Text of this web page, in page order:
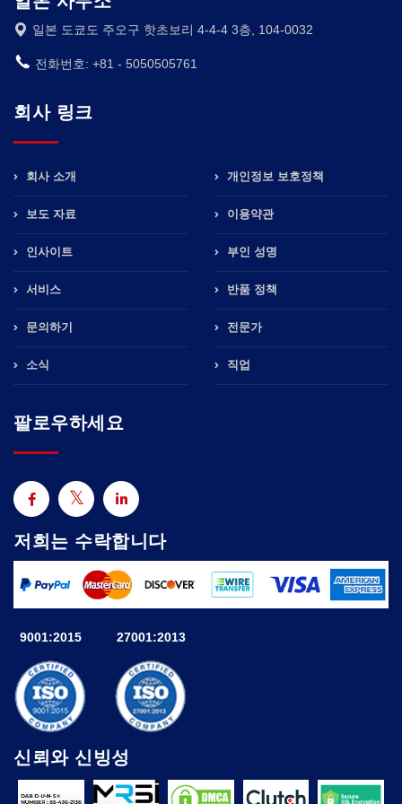
일본 도쿄도 주오구 핫초보리 4-4-4 3층, 104-0032
전화번호: +81 - 5050505761
회사 링크
회사 소개
보도 자료
인사이트
서비스
문의하기
소식
개인정보 보호정책
이용약관
부인 성명
반품 정책
전문가
직업
팔로우하세요
저희는 수락합니다
9001:2015 27001:2013
신뢰와 신빙성